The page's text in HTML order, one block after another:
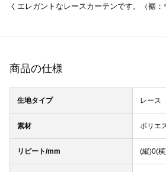
くエレガントなレースカーテンです。（裾：
商品の仕様
生地タイプ レース
素材 ポリエ
リピート/mm (縦)0(